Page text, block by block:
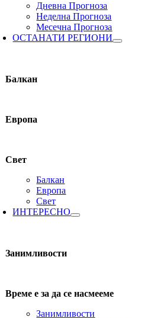
Дневна Прогноза
Неделна Прогноза
Месечна Прогноза
ОСТАНАТИ РЕГИОНИ
Балкан
Европа
Свет
Балкан
Европа
Свет
ИНТЕРЕСНО
Занимливости
Време е за да се насмееме
Занимливости